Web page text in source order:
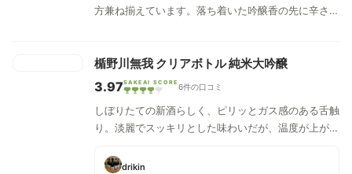
方兼ね揃えています。落ち着いた吟醸香の先に辛さと
では最も辛く食事と合わせやすい食中酒です。
楯野川無我 クリアボトル 純米大吟醸
3.97SAKEAI SCORE 6件の口コミ
しぼりたての新酒らしく、ピリッとガス感のある舌触
り。淡麗でスッキリとした味わいだが、温度が上がる
drikin